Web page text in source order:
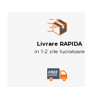
Livrare RAPIDA
in 1-2 zile lucratoare